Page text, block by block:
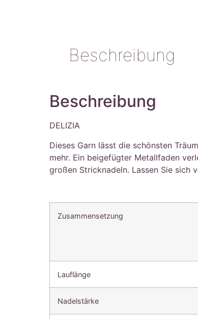
Beschreibung
Beschreibung
DELIZIA
Dieses Garn lässt die schönsten
mehr. Ein beigefügter Metallfaden
großen Stricknadeln. Lassen Sie sich
Zusammensetzung
Lauflänge
Nadelstärke